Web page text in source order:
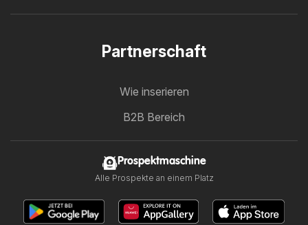
Partnerschaft
Wie inserieren
B2B Bereich
Prospektmaschine
Alle Prospekte an einem Platz